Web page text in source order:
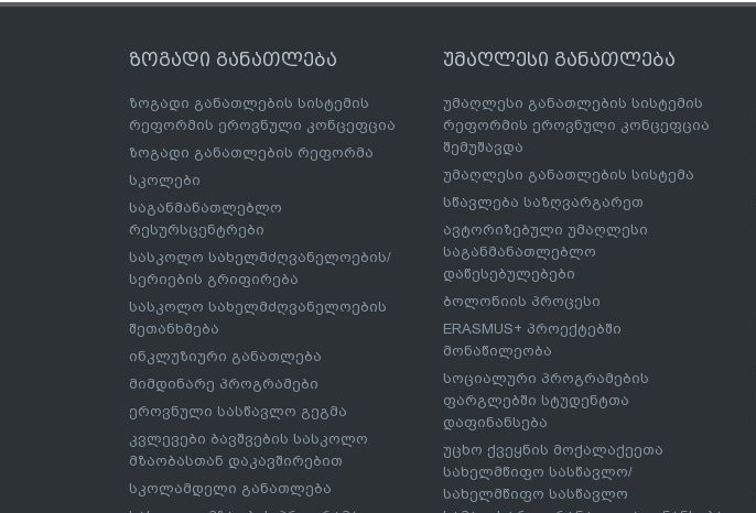
ზოგადი განათლება
ზოგადი განათლების სისტემის
რეფორმის ეროვნული კონცეფცია
ზოგადი განათლების რეფორმა
სკოლები
საგანმანათლებლო
რესურსცენტრები
სასკოლო სახელმძღვანელოების/
სერიების გრიფირება
სასკოლო სახელმძღვანელოების
შეთანხმება
ინკლუზიური განათლება
მიმდინარე პროგრამები
ეროვნული სასწავლო გეგმა
კვლევები ბავშვების სასკოლო
მზაობასთან დაკავშირებით
სკოლამდელი განათლება
უმაღლესი განათლება
უმაღლესი განათლების სისტემის
რეფორმის ეროვნული კონცეფცია
შემუშავდა
უმაღლესი განათლების სისტემა
სწავლება საზღვარგარეთ
ავტორიზებული უმაღლესი
საგანმანათლებლო
დაწესებულებები
ბოლონიის პროცესი
ERASMUS+ პროექტებში
მონაწილეობა
სოციალური პროგრამების
ფარგლებში სტუდენტთა
დაფინანსება
უცხო ქვეყნის მოქალაქეეთა
სახელმწიფო სასწავლო/
სახელმწიფო სასწავლო